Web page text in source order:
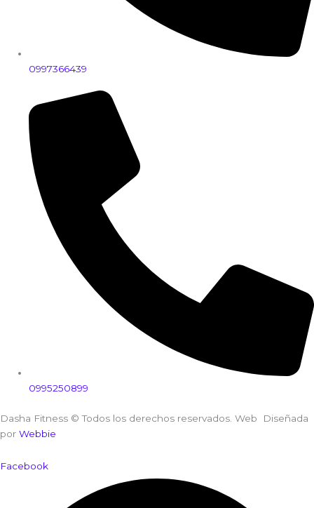
0997366439
0995250899
Dasha Fitness © Todos los derechos reservados. Web Diseñada
por Webbie
Facebook